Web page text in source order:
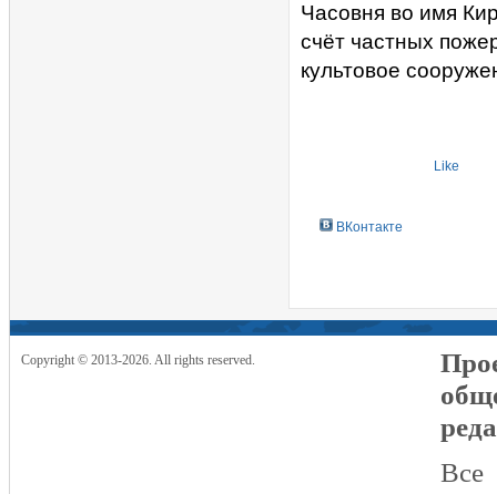
Часовня во имя
счёт частных
культовое
Like
ВКонтакте
Copyright © 2013-2026. All rights reserved.